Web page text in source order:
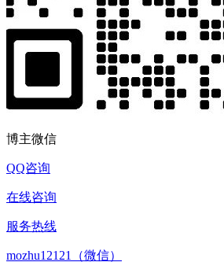
博主微信
QQ咨询
在线咨询
服务热线
mozhu12121（微信）